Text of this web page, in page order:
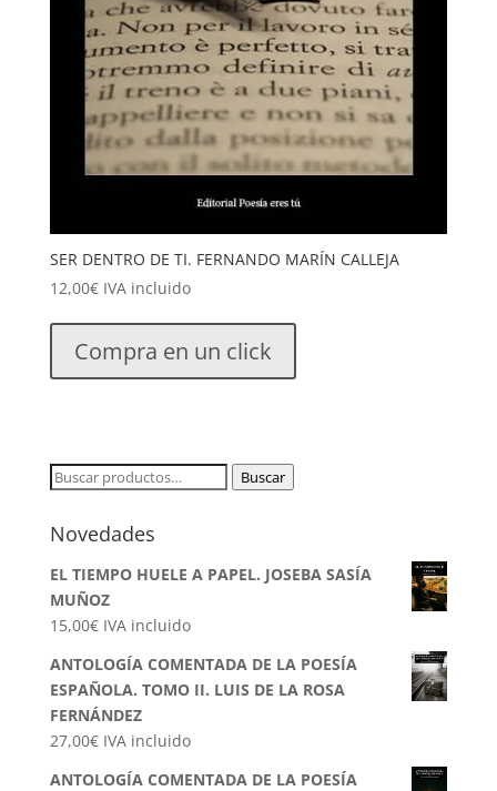
SER DENTRO DE TI. FERNANDO MARÍN CALLEJA
12,00€ IVA incluido
Compra en un click
Buscar
Buscar
Novedades
EL TIEMPO HUELE A PAPEL. JOSEBA SASÍA
MUÑOZ
15,00€ IVA incluido
ANTOLOGÍA COMENTADA DE LA POESÍA
ESPAÑOLA. TOMO II. LUIS DE LA ROSA
FERNÁNDEZ
27,00€ IVA incluido
ANTOLOGÍA COMENTADA DE LA POESÍA